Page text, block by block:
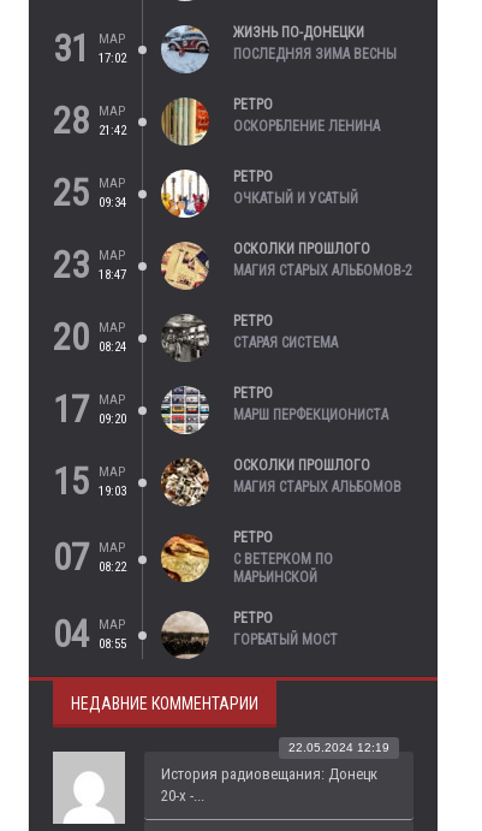
31
МАР
17:02
ЖИЗНЬ ПО-ДОНЕЦКИ
ПОСЛЕДНЯЯ ЗИМА ВЕСНЫ
28
МАР
21:42
РЕТРО
ОСКОРБЛЕНИЕ ЛЕНИНА
25
МАР
09:34
РЕТРО
ОЧКАТЫЙ И УСАТЫЙ
23
МАР
18:47
ОСКОЛКИ ПРОШЛОГО
МАГИЯ СТАРЫХ АЛЬБОМОВ-2
20
МАР
08:24
РЕТРО
СТАРАЯ СИСТЕМА
17
МАР
09:20
РЕТРО
МАРШ ПЕРФЕКЦИОНИСТА
15
МАР
19:03
ОСКОЛКИ ПРОШЛОГО
МАГИЯ СТАРЫХ АЛЬБОМОВ
07
МАР
08:22
РЕТРО
С ВЕТЕРКОМ ПО
МАРЬИНСКОЙ
04
МАР
08:55
РЕТРО
ГОРБАТЫЙ МОСТ
НЕДАВНИЕ КОММЕНТАРИИ
История радиовещания: Донецк
20-х -...
22.05.2024 12:19